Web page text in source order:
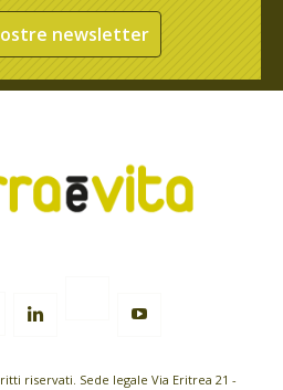
newsletter
riservati. Sede legale Via Eritrea 21 -